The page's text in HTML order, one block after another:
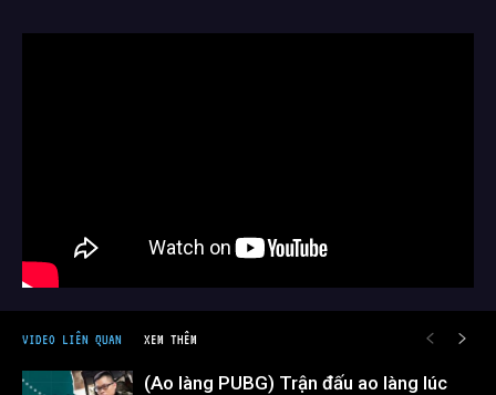
VIDEO LIÊN QUAN XEM THÊM
(Ao làng PUBG) Trận đấu ao làng lúc